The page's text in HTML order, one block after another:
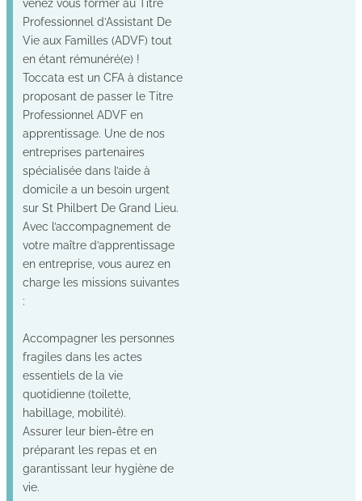
Professionnel d’Assistant De
Vie aux Familles (ADVF) tout
en étant rémunéré(e) !
Toccata est un CFA à distance
proposant de passer le Titre
Professionnel ADVF en
apprentissage. Une de nos
entreprises partenaires
spécialisée dans l’aide à
domicile a un besoin urgent
sur St Philbert De Grand Lieu.
Avec l’accompagnement de
votre maître d’apprentissage
en entreprise, vous aurez en
charge les missions suivantes
:
Accompagner les personnes
fragiles dans les actes
essentiels de la vie
quotidienne (toilette,
habillage, mobilité).
Assurer leur bien-être en
préparant les repas et en
garantissant leur hygiène de
vie.